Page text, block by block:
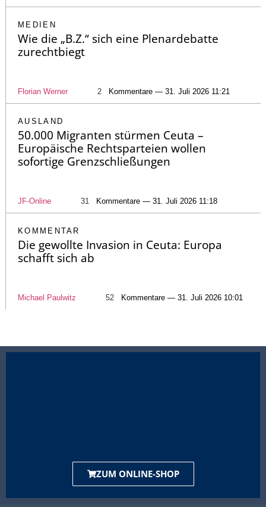
MEDIEN
Wie die „B.Z.“ sich eine Plenardebatte
zurechtbiegt
Florian Werner 2 Kommentare — 31. Juli 2026 11:21
AUSLAND
50.000 Migranten stürmen Ceuta –
Europäische Rechtsparteien wollen
sofortige Grenzschließungen
JF-Online 31 Kommentare — 31. Juli 2026 11:18
KOMMENTAR
Die gewollte Invasion in Ceuta: Europa
schafft sich ab
Michael Paulwitz 52 Kommentare — 31. Juli 2026 10:01
ZUM ONLINE-SHOP